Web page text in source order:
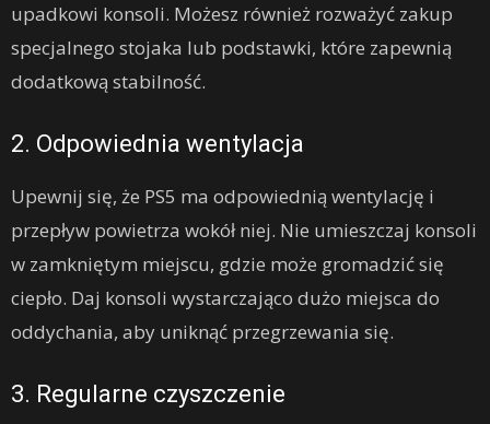
upadkowi konsoli. Możesz również rozważyć zakup
specjalnego stojaka lub podstawki, które zapewnią
dodatkową stabilność.
2. Odpowiednia wentylacja
Upewnij się, że PS5 ma odpowiednią wentylację i
przepływ powietrza wokół niej. Nie umieszczaj konsoli
w zamkniętym miejscu, gdzie może gromadzić się
ciepło. Daj konsoli wystarczająco dużo miejsca do
oddychania, aby uniknąć przegrzewania się.
3. Regularne czyszczenie